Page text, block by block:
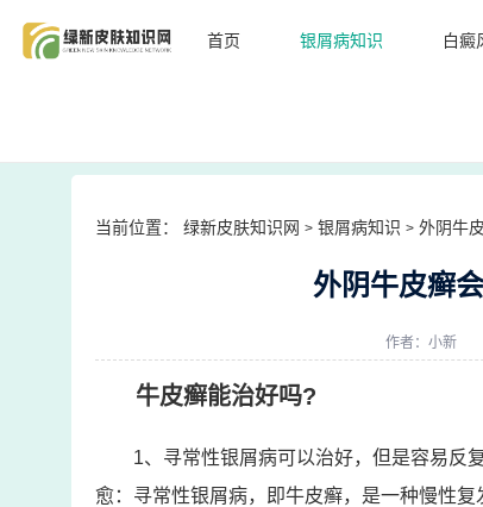
首页 银屑病知识 白癜
当前位置： 绿新皮肤知识网 > 银屑病知识 > 外阴牛
外阴牛皮癣
作者：小新
牛皮癣能治好吗?
1、寻常性银屑病可以治好，但是容易反
愈：寻常性银屑病，即牛皮癣，是一种慢性